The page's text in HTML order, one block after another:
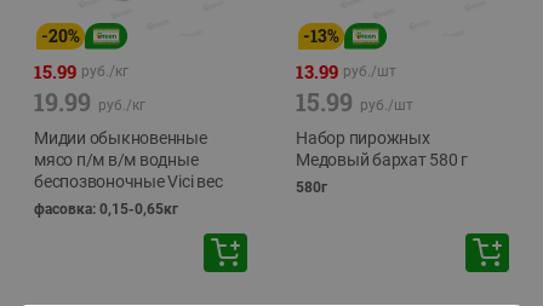
-20%
15.99 руб./кг
19.99 руб./кг
Мидии обыкновенные
мясо п/м в/м водные
беспозвоночные Vici вес
фасовка: 0,15-0,65кг
-13%
13.99 руб./шт
15.99 руб./шт
Набор пирожных
Медовый бархат 580 г
580г